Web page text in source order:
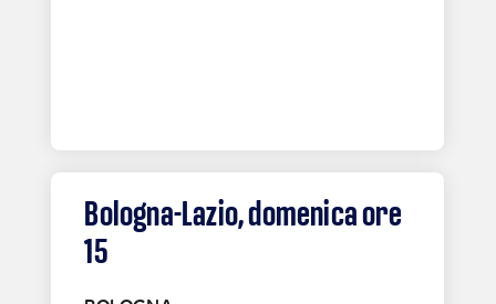
Bologna-Lazio, domenica ore
15